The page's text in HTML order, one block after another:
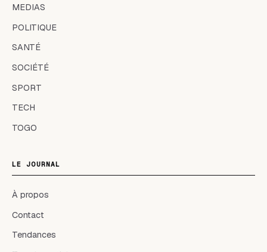
MEDIAS
POLITIQUE
SANTÉ
SOCIÉTÉ
SPORT
TECH
TOGO
LE JOURNAL
À propos
Contact
Tendances